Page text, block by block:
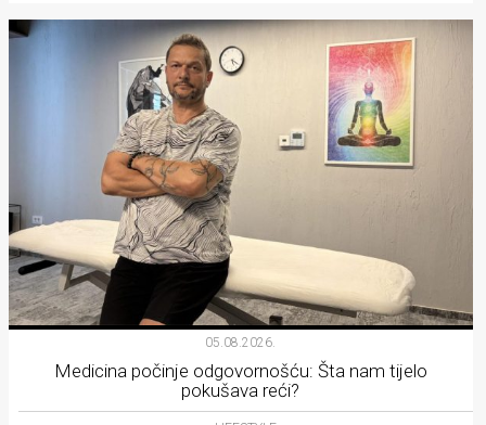
05.08.2026.
Medicina počinje odgovornošću: Šta nam tijelo
pokušava reći?